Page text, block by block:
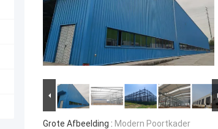
Grote Afbeelding : Modern Poortkader